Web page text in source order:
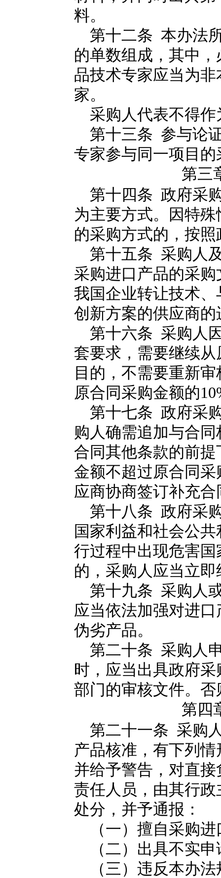
料。
第十二条 本办法
的单数组成，其中
品技术专家应当为
家。
采购人代表不得作
第十三条 参与论
专家参与同一项目
第三
第十四条 政府采
为主要方式。因特
的采购方式的，按
第十五条 采购人
采购进口产品的采
我国企业转让技术
创新方案的供应商的
第十六条 采购人
套要求，需要继续
目的，不需要重新
原合同采购金额的
第十七条 政府采
购人确需追加与合
合同其他条款的前
金额不超过原合同
应商协商签订补充
第十八条 政府采
国家利益和社会公
行过程中出现危害
的，采购人应当立
第十九条 采购人
应当依法加强对进
伪劣产品。
第二十条 采购人
时，应当出具政府
部门的审核文件。
第四
第二十一条 采购
产品核准，有下列
并给予警告，对直
责任人员，由其行
处分，并予通报：
（一）擅自采购进
（二）出具不实申
（三）违反本办法